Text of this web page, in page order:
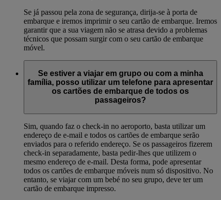
Se já passou pela zona de segurança, dirija-se à porta de
embarque e iremos imprimir o seu cartão de embarque. Iremos
garantir que a sua viagem não se atrasa devido a problemas
técnicos que possam surgir com o seu cartão de embarque
móvel.
Se estiver a viajar em grupo ou com a minha
família, posso utilizar um telefone para apresentar
os cartões de embarque de todos os
passageiros?
Sim, quando faz o check-in no aeroporto, basta utilizar um
endereço de e-mail e todos os cartões de embarque serão
enviados para o referido endereço. Se os passageiros fizerem
check-in separadamente, basta pedir-lhes que utilizem o
mesmo endereço de e-mail. Desta forma, pode apresentar
todos os cartões de embarque móveis num só dispositivo. No
entanto, se viajar com um bebé no seu grupo, deve ter um
cartão de embarque impresso.